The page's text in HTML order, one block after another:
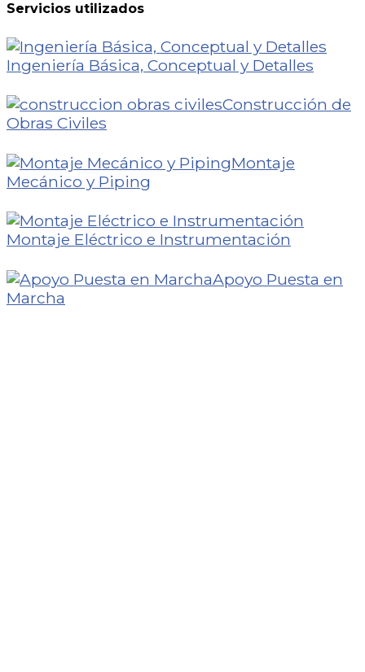
Servicios utilizados
Ingeniería Básica, Conceptual y Detalles
Construcción de
Obras Civiles
Montaje
Mecánico y Piping
Montaje Eléctrico e Instrumentación
Apoyo Puesta en
Marcha